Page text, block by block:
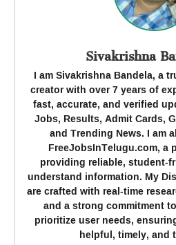
Sivakrishna
I am Sivakrishna Bandela, a
creator with over 7 years of
fast, accurate, and verified
Jobs, Results, Admit Cards,
and Trending News. I am
FreeJobsInTelugu.com, a
providing reliable, student-
understand information. My
are crafted with real-time
and a strong commitment
prioritize user needs,
helpful, timely, and